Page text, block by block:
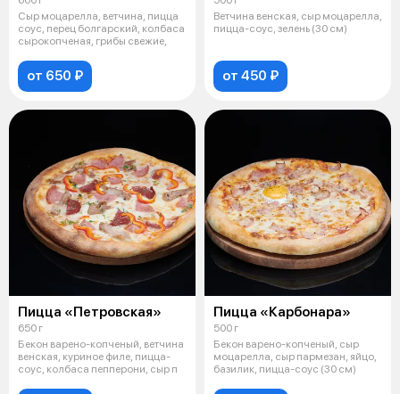
Сыр моцарелла, ветчина, пицца
соус, перец болгарский, колбаса
сырокопченая, грибы свежие,
от 650 ₽
Ветчина венская, сыр моцарелла,
пицца-соус, зелень (30 см)
от 450 ₽
Пицца «Петровская»
650 г
Бекон варено-копченый, ветчина
венская, куриное филе, пицца-
соус, колбаса пепперони, сыр п
Пицца «Карбонара»
500 г
Бекон варено-копченый, сыр
моцарелла, сыр пармезан, яйцо,
базилик, пицца-соус (30 см)